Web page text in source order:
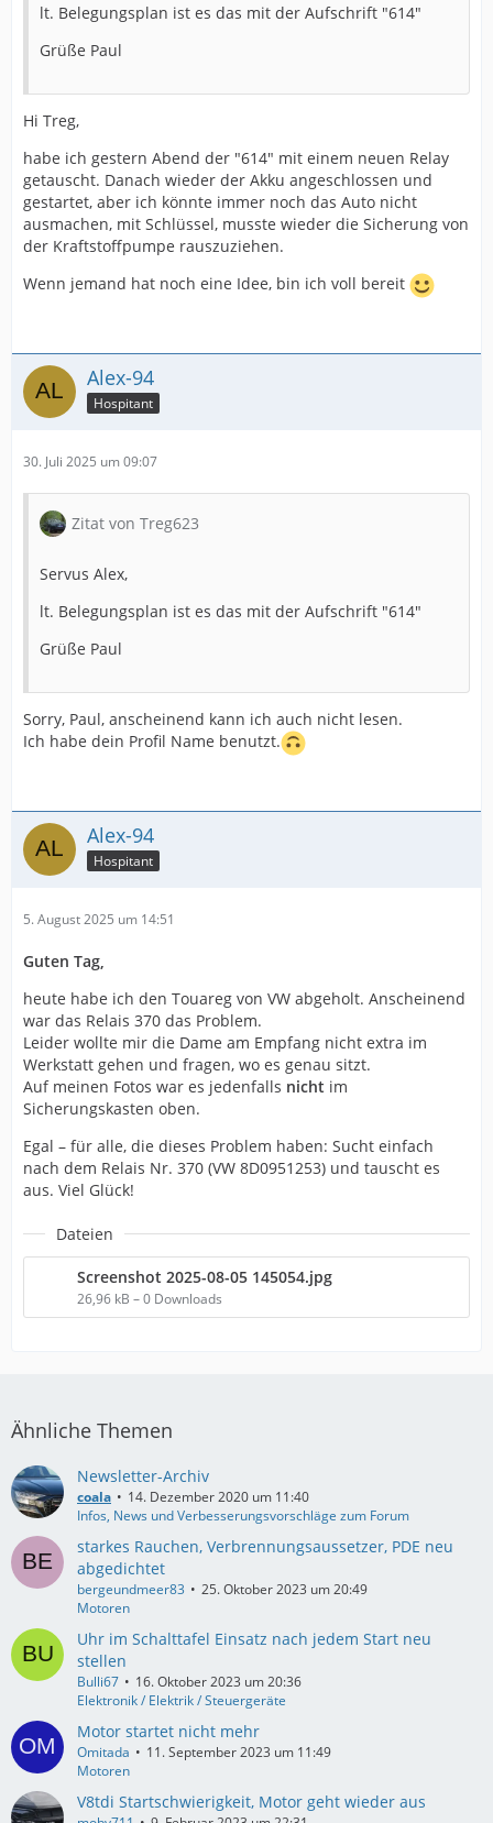
lt. Belegungsplan ist es das mit der Aufschrift "614"
Grüße Paul
Hi Treg,
habe ich gestern Abend der "614" mit einem neuen Relay
getauscht. Danach wieder der Akku angeschlossen und
gestartet, aber ich könnte immer noch das Auto nicht
ausmachen, mit Schlüssel, musste wieder die Sicherung von
der Kraftstoffpumpe rauszuziehen.
Wenn jemand hat noch eine Idee, bin ich voll bereit
Alex-94
Hospitant
30. Juli 2025 um 09:07
Zitat von Treg623
Servus Alex,
lt. Belegungsplan ist es das mit der Aufschrift "614"
Grüße Paul
Sorry, Paul, anscheinend kann ich auch nicht lesen.
Ich habe dein Profil Name benutzt.
Alex-94
Hospitant
5. August 2025 um 14:51
Guten Tag,
heute habe ich den Touareg von VW abgeholt. Anscheinend
war das Relais 370 das Problem.
Leider wollte mir die Dame am Empfang nicht extra im
Werkstatt gehen und fragen, wo es genau sitzt.
Auf meinen Fotos war es jedenfalls nicht im
Sicherungskasten oben.
Egal – für alle, die dieses Problem haben: Sucht einfach
nach dem Relais Nr. 370 (VW 8D0951253) und tauscht es
aus. Viel Glück!
Dateien
Screenshot 2025-08-05 145054.jpg
26,96 kB – 0 Downloads
Ähnliche Themen
Newsletter-Archiv
coala
14. Dezember 2020 um 11:40
Infos, News und Verbesserungsvorschläge zum Forum
starkes Rauchen, Verbrennungsaussetzer, PDE neu
abgedichtet
bergeundmeer83
25. Oktober 2023 um 20:49
Motoren
Uhr im Schalttafel Einsatz nach jedem Start neu
stellen
Bulli67
16. Oktober 2023 um 20:36
Elektronik / Elektrik / Steuergeräte
Motor startet nicht mehr
Omitada
11. September 2023 um 11:49
Motoren
V8tdi Startschwierigkeit, Motor geht wieder aus